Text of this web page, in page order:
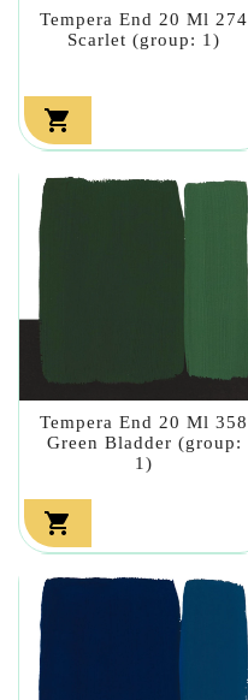
Tempera End 20 Ml 274
Scarlet (group: 1)

Tempera End 20 Ml 358
Green Bladder (group:
1)
